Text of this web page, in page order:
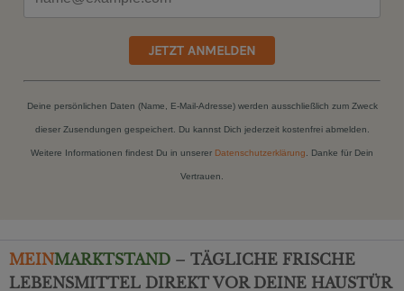
JETZT ANMELDEN
Deine persönlichen Daten (Name, E-Mail-Adresse) werden ausschließlich zum Zweck
dieser Zusendungen gespeichert. Du kannst Dich jederzeit kostenfrei abmelden.
Weitere Informationen findest Du in unserer Datenschutzerklärung . Danke für Dein
Vertrauen.
MEINMARKTSTAND – TÄGLICHE FRISCHE
LEBENSMITTEL DIREKT VOR DEINE HAUSTÜR